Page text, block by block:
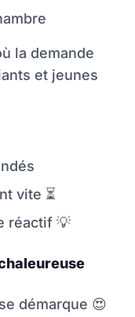
la demande
et jeunes
vite ⏳
réactif 💡
démarque 😍